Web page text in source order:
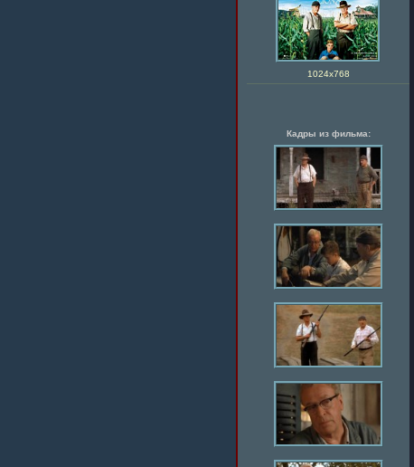
1024х768
Кадры из фильма: